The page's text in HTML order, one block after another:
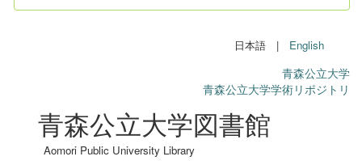
日本語 | English
青森公立大学
青森公立大学学術リポジトリ
青森公立大学図書館
Aomori Public University Library